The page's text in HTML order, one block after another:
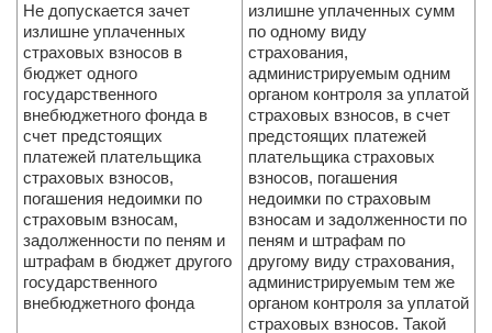
Не допускается зачет
излишне уплаченных
страховых взносов в
бюджет одного
государственного
внебюджетного фонда в
счет предстоящих
платежей плательщика
страховых взносов,
погашения недоимки по
страховым взносам,
задолженности по пеням и
штрафам в бюджет другого
государственного
внебюджетного фонда
излишне уплаченных сумм
по одному виду
страхования,
администрируемым одним
органом контроля за уплатой
страховых взносов, в счет
предстоя­щих платежей
плательщика страховых
взносов, погашения
недоимки по страховым
взносам и задолженности по
пеням и штрафам по
другому виду страхования,
администрируемым тем же
органом контроля за уплатой
страховых взносов. Такой